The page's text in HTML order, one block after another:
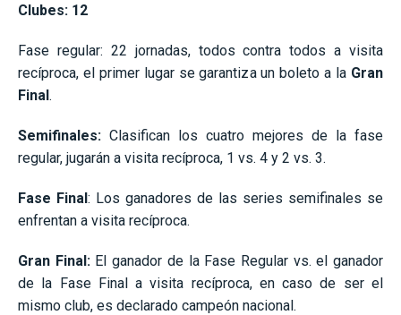
Clubes: 12
Fase regular: 22 jornadas, todos contra todos a visita
recíproca, el primer lugar se garantiza un boleto a la Gran
Final.
Semifinales: Clasifican los cuatro mejores de la fase
regular, jugarán a visita recíproca, 1 vs. 4 y 2 vs. 3.
Fase Final: Los ganadores de las series semifinales se
enfrentan a visita recíproca.
Gran Final:El ganador de la Fase Regular vs. el ganador
de la Fase Final a visita recíproca, en caso de ser el
mismo club, es declarado campeón nacional.